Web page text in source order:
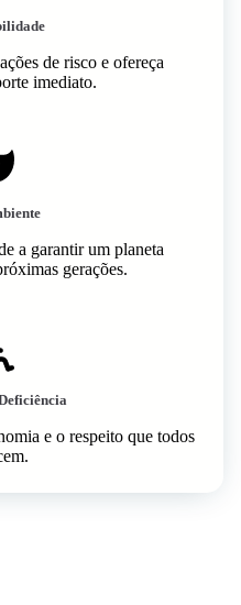
de risco e ofereça
imediato.
a garantir um planeta
gerações.
e o respeito que todos